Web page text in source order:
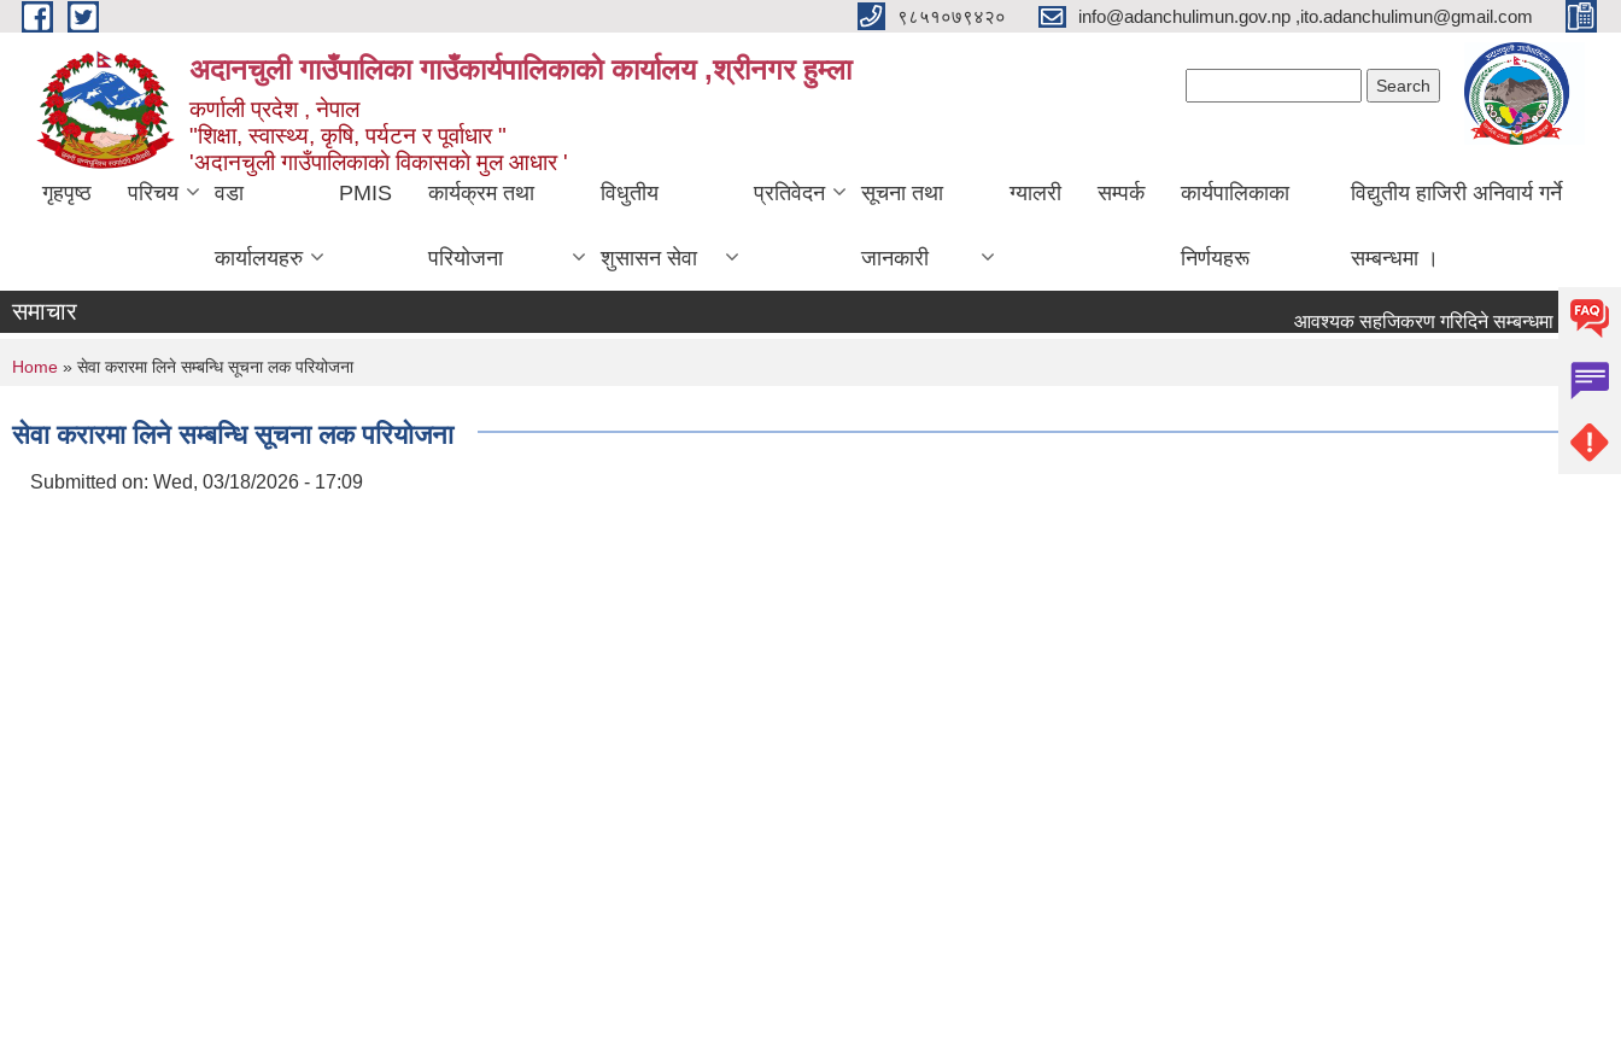
Skip to main content ९८५१०७९४२० info@adanchulimun.gov.np ,ito.adanchulimun@gmail.com
अदानचुली गाउँपालिका गाउँकार्यपालिकाकाे कार्यालय ,श्रीनगर हुम्ला
कर्णाली प्रदेश , नेपाल
"शिक्षा, स्वास्थ्य, कृषि, पर्यटन र पूर्वाधार "
'अदानचुली गाउँपालिकाकाे विकासकाे मुल आधार '
गृहपृष्ठ परिचय वडा
कार्यालयहरु
PMIS कार्यक्रम तथा
परियोजना
विधुतीय
शुसासन सेवा
प्रतिवेदन सूचना तथा
जानकारी
ग्यालरी सम्पर्क कार्यपालिकाका
निर्णयहरू
विद्युतीय हाजिरी अनिवार्य गर्ने
सम्बन्धमा ।
समाचार आवश्यक सहजिकरण गरिदिने सम्बन्धमा ।
You are here
Home » सेवा करारमा लिने सम्बन्धि सूचना लक परियोजना
सेवा करारमा लिने सम्बन्धि सूचना लक परियोजना
Submitted on: Wed, 03/18/2026 - 17:09